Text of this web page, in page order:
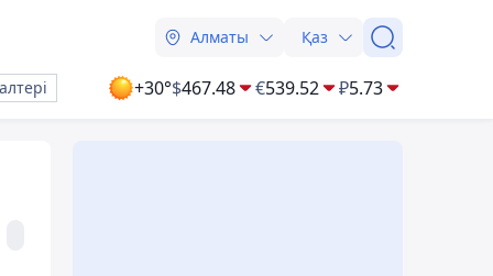
Алматы Қаз
+30°$467.48 €539.52 ₽5.73